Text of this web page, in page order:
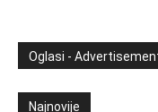
Oglasi -
Najnovije